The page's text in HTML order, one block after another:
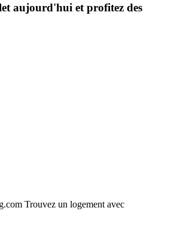
aujourd'hui et profitez des
Trouvez un logement avec